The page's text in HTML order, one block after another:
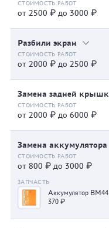
от 2500 ₽ до 3000 ₽
Разбили экран
от 2000 ₽ до 2500 ₽
Замена задней
от 2000 ₽ до 6000 ₽
Замена аккумулятора
от 800 ₽ до 3000 ₽
Аккумулятор
370 ₽